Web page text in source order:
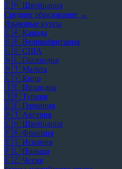
🇨🇭 Швейцария
Среднее образование →
Языковые курсы
🇨🇦 Канада
🇬🇧 Великобритания
🇺🇸 США
🇳🇱 Голландия
🇲🇹 Мальта
🇨🇾 Кипр
🇮🇪 Ирландия
🇹🇷 Турция
🇩🇪 Германия
🇦🇹 Австрия
🇨🇭 Швейцария
🇫🇷 Франция
🇪🇸 Испания
🇵🇱 Польша
🇨🇿 Чехия